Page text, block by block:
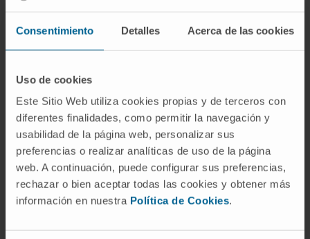
Consentimiento Detalles Acerca de las cookies
Uso de cookies
Este Sitio Web utiliza cookies propias y de terceros con
diferentes finalidades, como permitir la navegación y
usabilidad de la página web, personalizar sus
preferencias o realizar analíticas de uso de la página
web. A continuación, puede configurar sus preferencias,
rechazar o bien aceptar todas las cookies y obtener más
información en nuestra Política de Cookies.
Molécule/Médicament:LB-208
* Les essais ne sont disponibles que pour un
nombre limité de patients et sont soumis à
spécialiste évaluant votre cas vous informera
des conditions requises pour participer à
l'essai clinique.